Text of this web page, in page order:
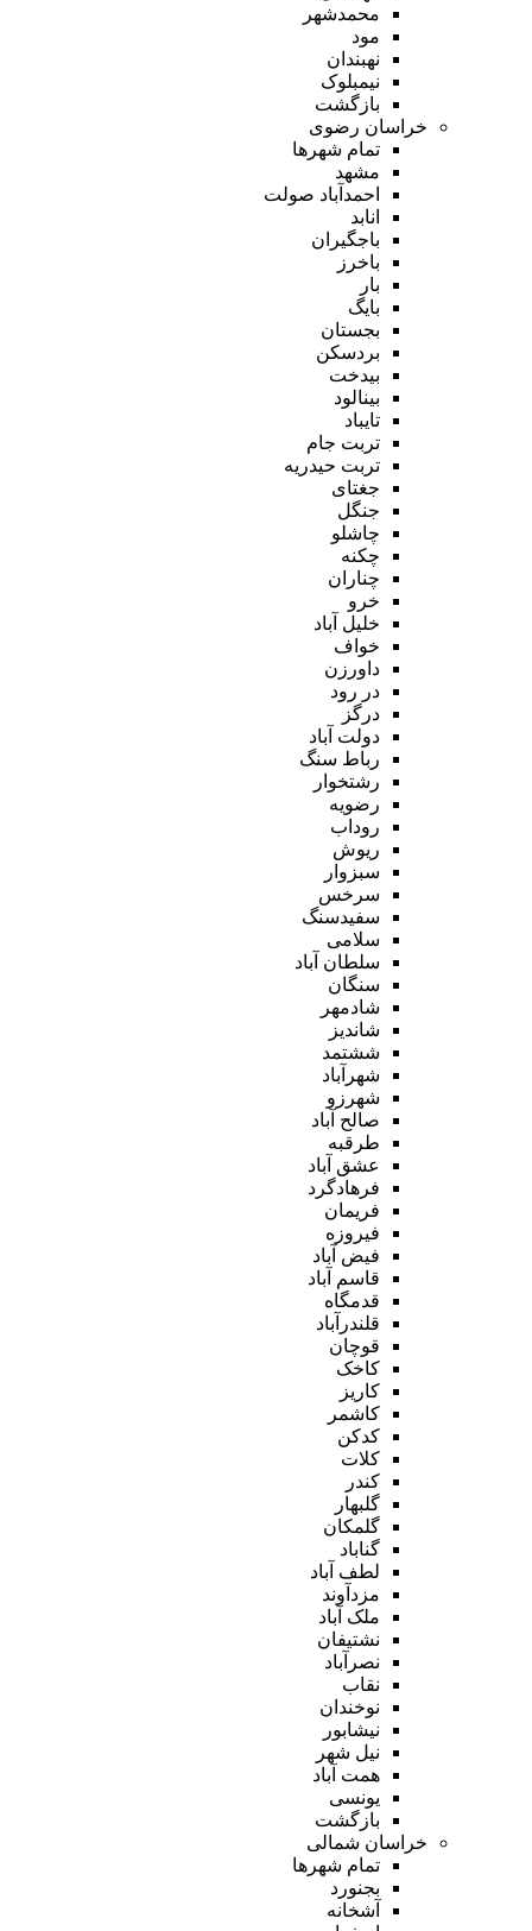
محمدشهر
مود
نهبندان
نیمبلوک
بازگشت
خراسان رضوی
تمام شهر‌ها
مشهد
احمدآباد صولت
انابد
باجگیران
باخرز
بار
بایگ
بجستان
بردسکن
بیدخت
بینالود
تایباد
تربت جام
تربت حیدریه
جغتای
جنگل
چاشلو
چکنه
چناران
خرو
خلیل آباد
خواف
داورزن
در رود
درگز
دولت آباد
رباط سنگ
رشتخوار
رضویه
روداب
ریوش
سبزوار
سرخس
سفیدسنگ
سلامی
سلطان آباد
سنگان
شادمهر
شاندیز
ششتمد
شهرآباد
شهرزو
صالح آباد
طرقبه
عشق آباد
فرهادگرد
فریمان
فیروزه
فیض آباد
قاسم آباد
قدمگاه
قلندرآباد
قوچان
کاخک
کاریز
کاشمر
کدکن
کلات
کندر
گلبهار
گلمکان
گناباد
لطف آباد
مزدآوند
ملک آباد
نشتیفان
نصرآباد
نقاب
نوخندان
نیشابور
نیل شهر
همت آباد
یونسی
بازگشت
خراسان شمالی
تمام شهر‌ها
بجنورد
آشخانه